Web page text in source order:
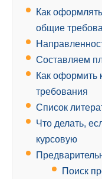
Как
общие
Составляем
Как оформить
требования
Список
Что делать,
курсовую
Поиск